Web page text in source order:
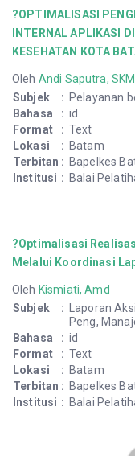
?OPTIMALISASI
INTERNAL APLIKASI
KESEHATAN KOTA
Oleh Andi Saputra,
Subjek
: Pelayanan
Bahasa
: id
Format
: Text
Lokasi
: Batam
Terbitan : Bapelkes
Institusi : Balai
?Optimalisasi
Melalui Koordinasi
Oleh Kismiati, Amd
Subjek
: Laporan
Peng,
Bahasa
: id
Format
: Text
Lokasi
: Batam
Terbitan : Bapelkes
Institusi : Balai